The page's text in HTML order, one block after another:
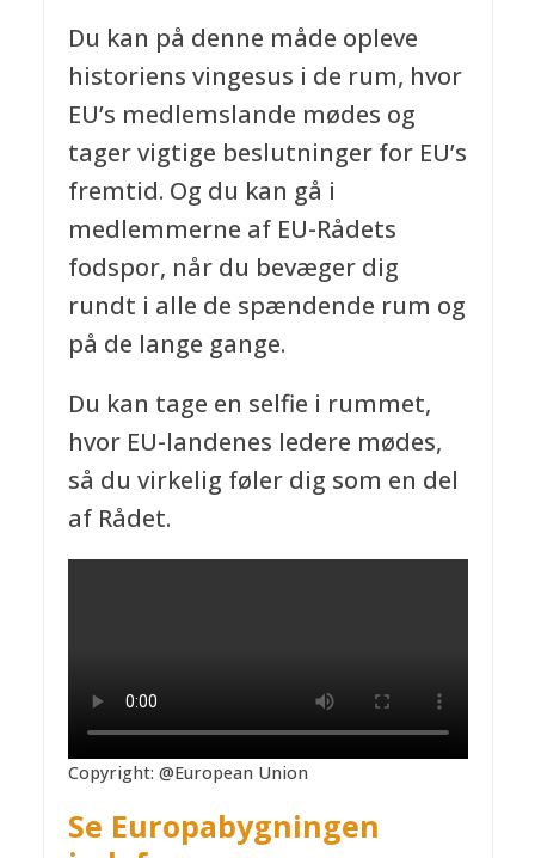
Du kan på denne måde opleve
historiens vingesus i de rum, hvor
EU’s medlemslande mødes og
tager vigtige beslutninger for EU’s
fremtid. Og du kan gå i
medlemmerne af EU-Rådets
fodspor, når du bevæger dig
rundt i alle de spændende rum og
på de lange gange.
Du kan tage en selfie i rummet,
hvor EU-landenes ledere mødes,
så du virkelig føler dig som en del
af Rådet.
Copyright: @European Union
Se Europabygningen